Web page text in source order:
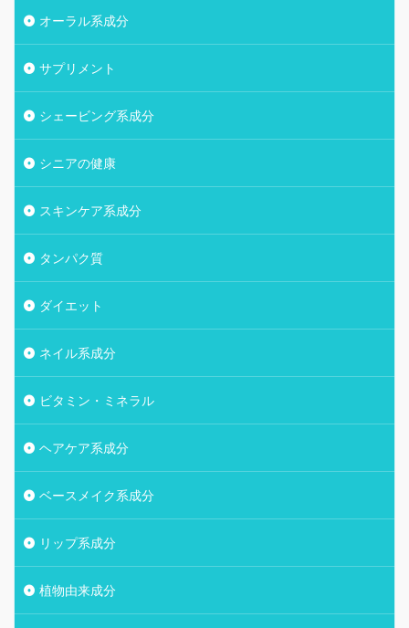
オーラル系成分
サプリメント
シェービング系成分
シニアの健康
スキンケア系成分
タンパク質
ダイエット
ネイル系成分
ビタミン・ミネラル
ヘアケア系成分
ベースメイク系成分
リップ系成分
植物由来成分